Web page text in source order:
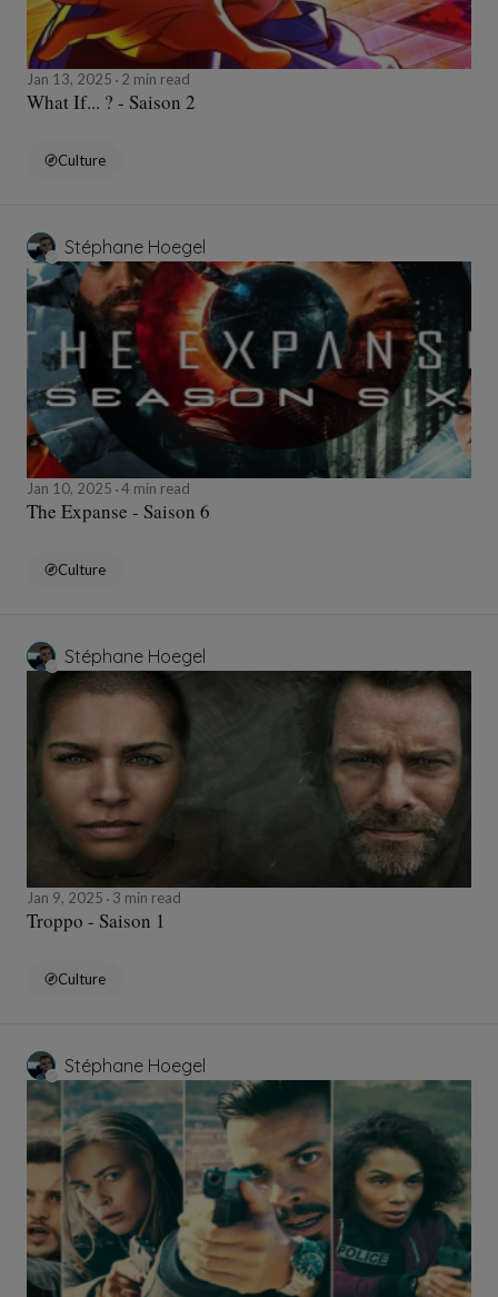
Jan 13, 2025 2 min read
What If... ? - Saison 2
Culture
Stéphane Hoegel
Jan 10, 2025 4 min read
The Expanse - Saison 6
Culture
Stéphane Hoegel
Jan 9, 2025 3 min read
Troppo - Saison 1
Culture
Stéphane Hoegel